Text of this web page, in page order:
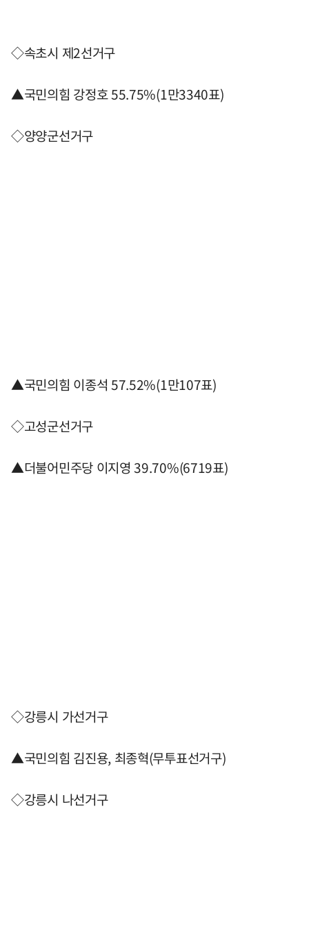
◇속초시 제2선거구
▲국민의힘 강정호 55.75%(1만3340표)
◇양양군선거구
▲국민의힘 이종석 57.52%(1만107표)
◇고성군선거구
▲더불어민주당 이지영 39.70%(6719표)
◇강릉시 가선거구
▲국민의힘 김진용, 최종혁(무투표선거구)
◇강릉시 나선거구